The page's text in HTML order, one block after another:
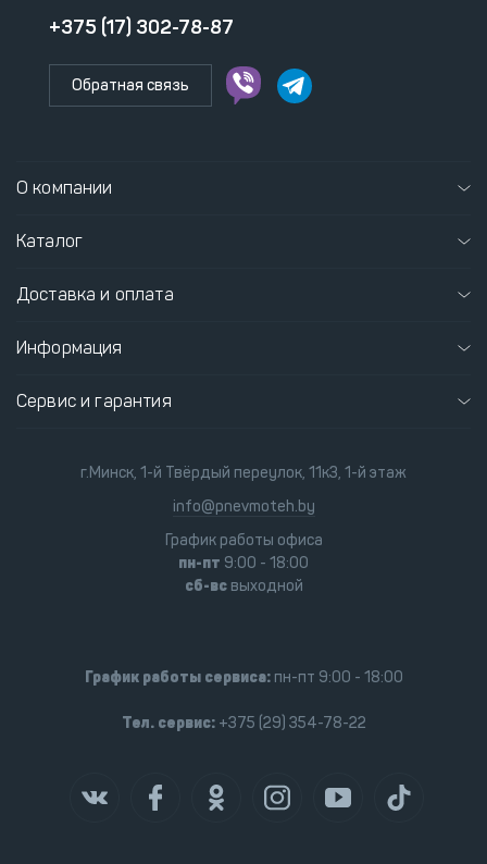
+375 (17) 302-78-87
Обратная связь
О компании
Каталог
Доставка и оплата
Информация
Сервис и гарантия
г.Минск, 1-й Твёрдый переулок, 11к3, 1-й этаж
info@pnevmoteh.by
График работы офиса
пн-пт 9:00 - 18:00
сб-всвыходной
График работы сервиса:пн-пт 9:00 - 18:00
Тел. сервис:+375 (29) 354-78-22